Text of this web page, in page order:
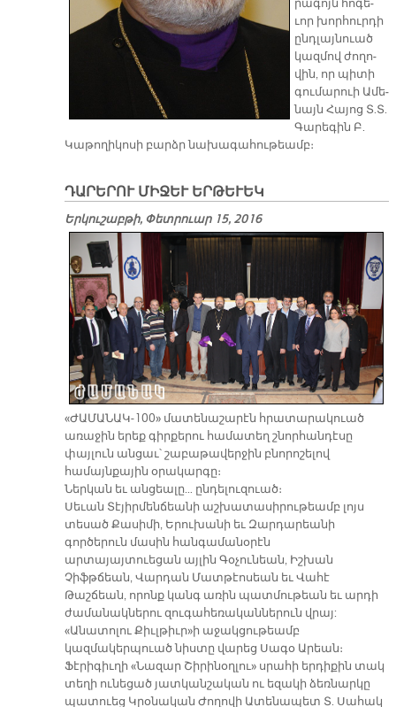
րա­գոյն հո­գե­
ւոր խոր­հուր­դի
ընդ­լայ­նուած
կազ­մով ժո­ղո­
վին, որ պի­տի
գու­մա­րուի Ա­մե­
նայն Հա­յոց Տ.Տ.
Գա­րե­գին Բ.
Կա­թո­ղի­կո­սի բարձր նա­խա­գա­հու­թեամբ։
ԴԱՐԵՐՈՒ ՄԻՋԵՒ ԵՐԹԵՒԵԿ
Երկուշաբթի, Փետրուար 15, 2016
«ԺԱՄԱՆԱԿ-100» մատենաշարէն հրատարակուած
առաջին երեք գիրքերու համատեղ շնորհանդէսը
փայլուն անցաւ՝ շաբաթավերջին բնորոշելով
համայնքային օրակարգը։
Ներկան եւ անցեալը… ընդելուզուած։
Սեւան Տէյիրմենճեանի աշխատասիրութեամբ լոյս
տեսած Քասիմի, Երուխանի եւ Զարդարեանի
գործերուն մասին հանգամանօրէն
արտայայտուեցան այլին Գօչունեան, Իշխան
Չիֆթճեան, Վարդան Մատթէոսեան եւ Վահէ
Թաշճեան, որոնք կանգ առին պատմութեան եւ արդի
ժամանակներու զուգահեռականներուն վրայ:
«Անատոլու Քիւլթիւր»ի աջակցութեամբ
կազմակերպուած նիստը վարեց Սագօ Արեան։
Ֆէրիգիւղի «Նազար Շիրինօղլու» սրահի երդիքին տակ
տեղի ունեցած յատկանշական ու եզակի ձեռնարկը
պատուեց Կրօնական Ժողովի Ատենապետ Տ. Սահակ